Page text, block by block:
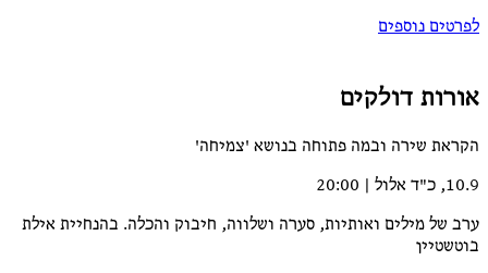
נוספים
דולקים
שירה ובמה פתוחה בנושא 'צמיחה'
מילים ואותיות, סערה ושלווה, חיבוק והכלה. בהנחיית אילת